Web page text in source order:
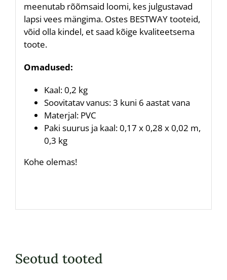
meenutab rõõmsaid loomi, kes julgustavad
lapsi vees mängima. Ostes BESTWAY tooteid,
võid olla kindel, et saad kõige kvaliteetsema
toote.
Omadused:
Kaal: 0,2 kg
Soovitatav vanus: 3 kuni 6 aastat vana
Materjal: PVC
Paki suurus ja kaal: 0,17 x 0,28 x 0,02 m,
0,3 kg
Kohe olemas!
Seotud tooted